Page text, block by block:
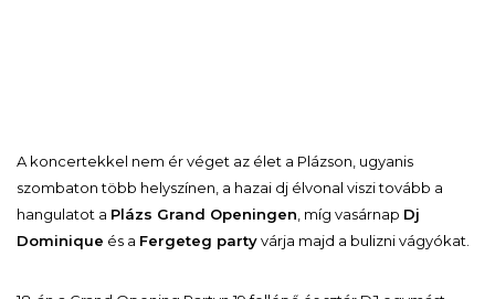
A koncertekkel nem ér véget az élet a Plázson, ugyanis
szombaton több helyszínen, a hazai dj élvonal viszi tovább a
hangulatot a Plázs Grand Openingen , míg vasárnap Dj
Dominique és a Fergeteg partyvárja majd a bulizni vágyókat.